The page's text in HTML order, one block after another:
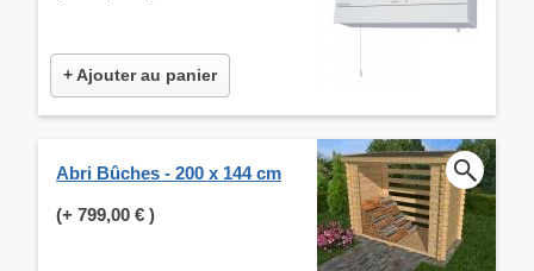
+ Ajouter au panier
Abri Bûches - 200 x 144 cm
(+ 799,00 € )